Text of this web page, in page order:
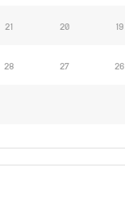
19
20
21
26
27
28